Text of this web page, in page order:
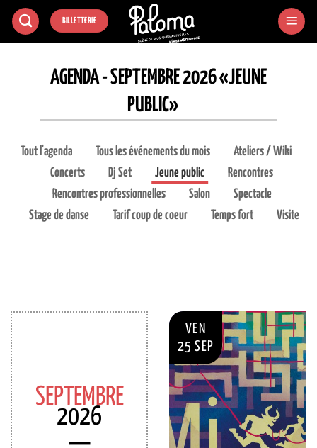
Passer
BILLETTERIE
AGENDA - SEPTEMBRE 2026 «JEUNE
PUBLIC»
Tout l'agenda Tous les événements du mois
Ateliers / Wiki
Concerts
Dj Set Jeune public
Rencontres
Rencontres professionnelles
Salon
Spectacle
Stage de danse
Tarif coup de coeur Temps fort Visite
SEPTEMBRE
2026
VEN
25 SEP